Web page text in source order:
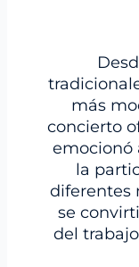
más
concierto
emocionó
la
diferentes
se
del